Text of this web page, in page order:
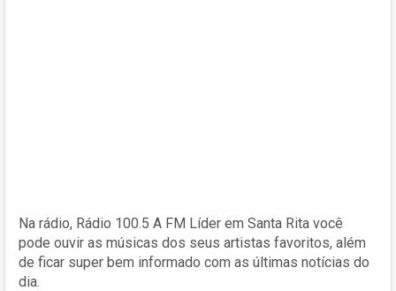
Na rádio, Rádio 100.5 A FM Líder em Santa Rita você
pode ouvir as músicas dos seus artistas favoritos, além
de ficar super bem informado com as últimas notícias do
dia.